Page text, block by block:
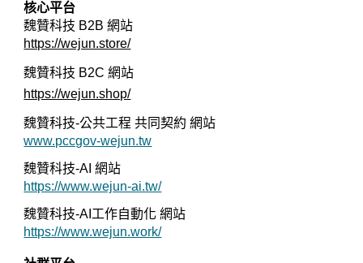
核心平台
魏贊科技 B2B網站
https://wejun.store/
魏贊科技 B2C網站
https://wejun.shop/
魏贊科技-公共工程 共同契約 網站
www.pccgov-wejun.tw
魏贊科技-AI 網站
https://www.wejun-ai.tw/
魏贊科技-AI工作自動化 網站
https://www.wejun.work/